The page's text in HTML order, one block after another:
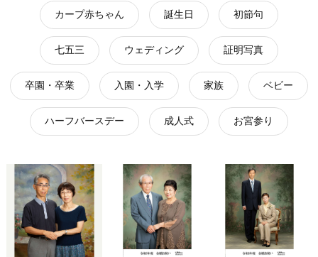
カープ赤ちゃん 誕生日 初節句
七五三 ウェディング 証明写真
卒園・卒業 入園・入学 家族 ベビー
ハーフバースデー 成人式 お宮参り